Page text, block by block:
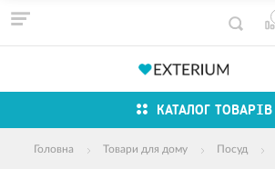
КАТАЛОГ ТОВАРІВ
Головна Товари для дому Посуд